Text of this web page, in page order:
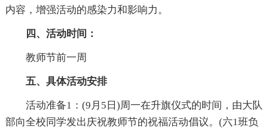
内容，增强活动的感染力和影响力。
四、活动时间：
教师节前一周
五、具体活动安排
活动准备1：(9月5日)周一在升旗仪式的时间，由大队
部向全校同学发出庆祝教师节的祝福活动倡议。(六1班负